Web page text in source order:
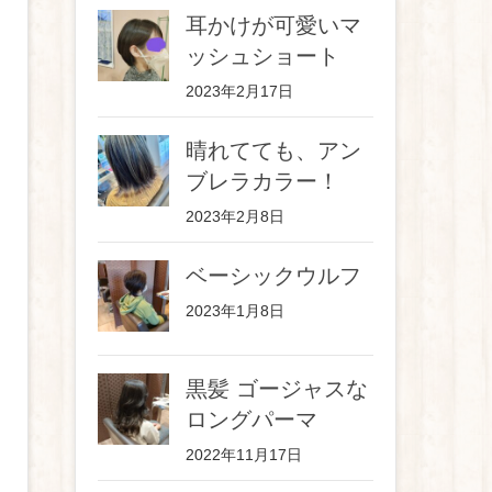
耳かけが可愛いマ
ッシュショート
2023年2月17日
晴れてても、アン
ブレラカラー！
2023年2月8日
ベーシックウルフ
2023年1月8日
黒髪 ゴージャスな
ロングパーマ
2022年11月17日